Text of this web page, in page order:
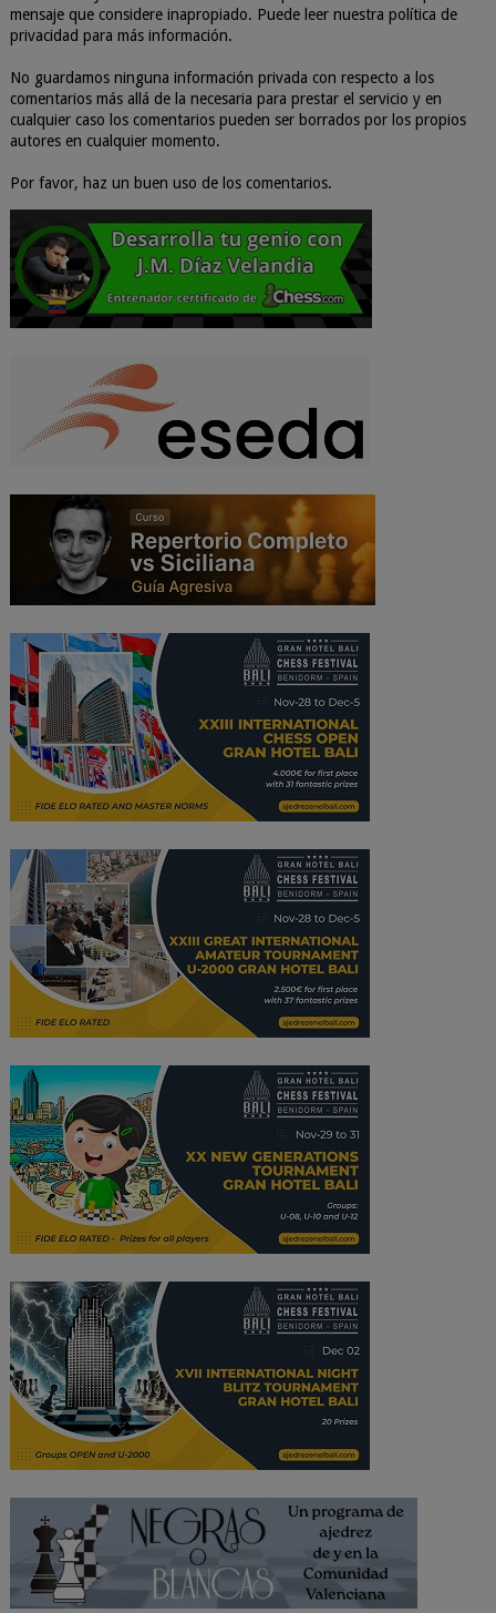
mensaje que considere inapropiado. Puede leer nuestra política de
privacidad para más información.
No guardamos ninguna información privada con respecto a los
comentarios más allá de la necesaria para prestar el servicio y en
cualquier caso los comentarios pueden ser borrados por los propios
autores en cualquier momento.
Por favor, haz un buen uso de los comentarios.